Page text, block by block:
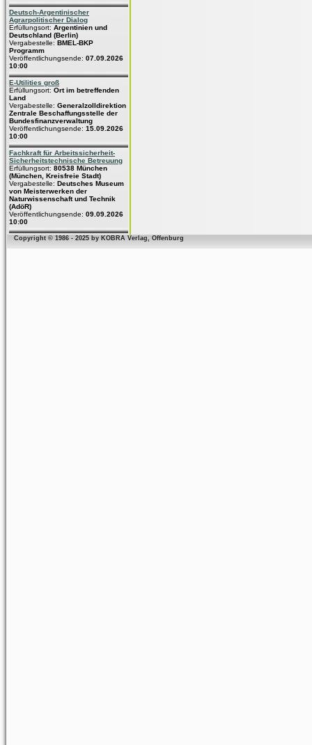
Deutsch-Argentinischer
Agrarpolitischer Dialog
Erfüllungsort: Argentinien und
Deutschland (Berlin)
Vergabestelle: BMEL-BKP
Programm
Veröffentlichungsende: 07.09.2026
10:00
E-Utilities groß
Erfüllungsort: Ort im betreffenden
Land
Vergabestelle: Generalzolldirektion
Zentrale Beschaffungsstelle der
Bundesfinanzverwaltung
Veröffentlichungsende: 15.09.2026
10:00
Fachkraft für Arbeitssicherheit-
Sicherheitstechnische Betreuung
Erfüllungsort: 80538 München
(München, Kreisfreie Stadt)
Vergabestelle: Deutsches Museum
von Meisterwerken der
Naturwissenschaft und Technik
(AdöR)
Veröffentlichungsende: 09.09.2026
10:00
Copyright © 1986 - 2025 by KOBRA Verlag, Offenburg